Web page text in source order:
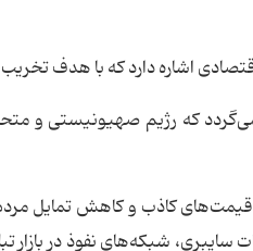
اشاره دارد که با هدف
تجربه‌های مدرن جنگ معیشتی به دهه ۱۹۸۰ برمی‌گردد
قیمت‌های کاذب و کاهش تمایل
شبکه‌های نفوذ در بازار